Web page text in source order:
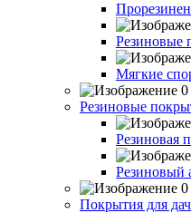
Резиновые
Мягкие
Резиновые
Резиновая
Резиновый
Покрытия для